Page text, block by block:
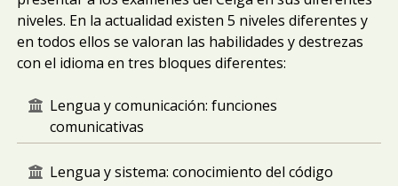
niveles. En la actualidad existen 5 niveles diferentes y
en todos ellos se valoran las habilidades y destrezas
con el idioma en tres bloques diferentes:
Lengua y comunicación: funciones
comunicativas
Lengua y sistema: conocimiento del código